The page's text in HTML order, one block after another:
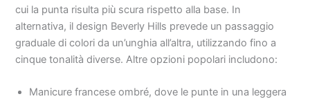
cui la punta risulta più scura rispetto alla base. In
alternativa, il design Beverly Hills prevede un passaggio
graduale di colori da un’unghia all’altra, utilizzando fino a
cinque tonalità diverse. Altre opzioni popolari includono:
Manicure francese ombré, dove le punte in una leggera